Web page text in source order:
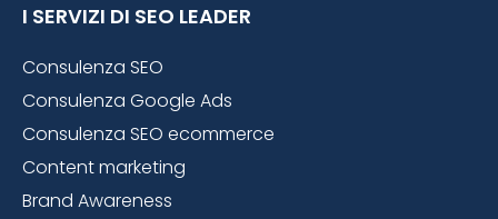
I SERVIZI DI SEO LEADER
Consulenza SEO
Consulenza Google Ads
Consulenza SEO ecommerce
Content marketing
Brand Awareness